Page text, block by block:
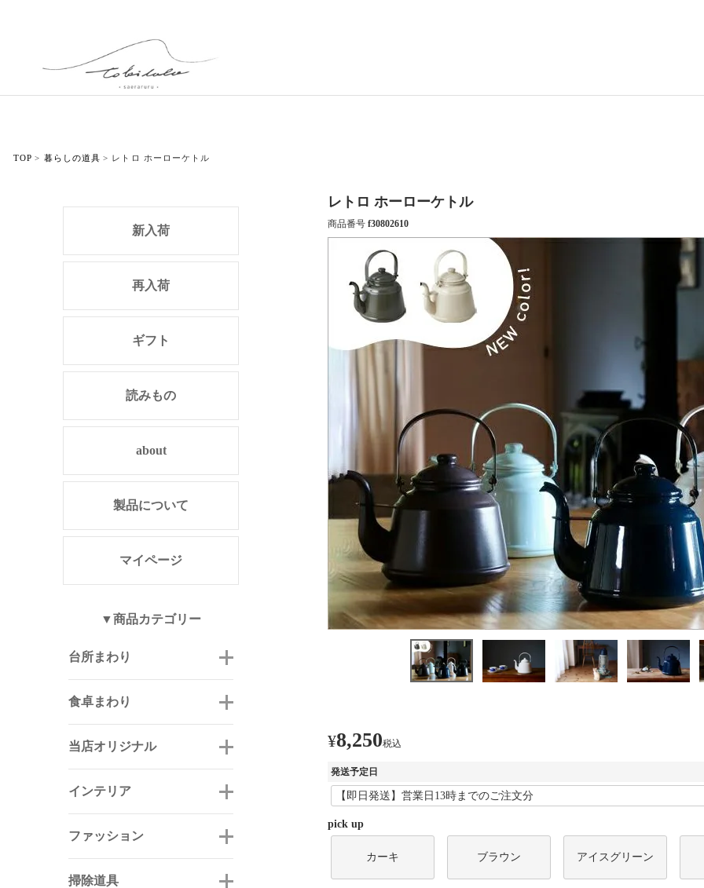
TOP 暮らしの道具 レトロ ホーローケトル
新入荷
再入荷
ギフト
読みもの
about
製品について
マイページ
▼商品カテゴリー
台所まわり
食卓まわり
当店オリジナル
インテリア
ファッション
掃除道具
レトロ ホーローケトル
商品番号 f30802610
¥8,250税込
発送予定日
pick up
カーキ ブラウン アイスグリーン